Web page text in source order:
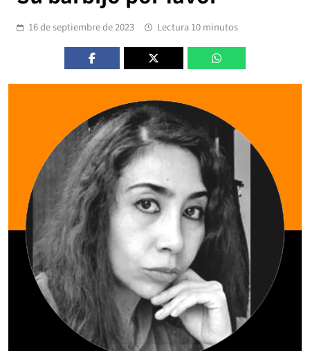
16 de septiembre de 2023 Lectura 10 minutos